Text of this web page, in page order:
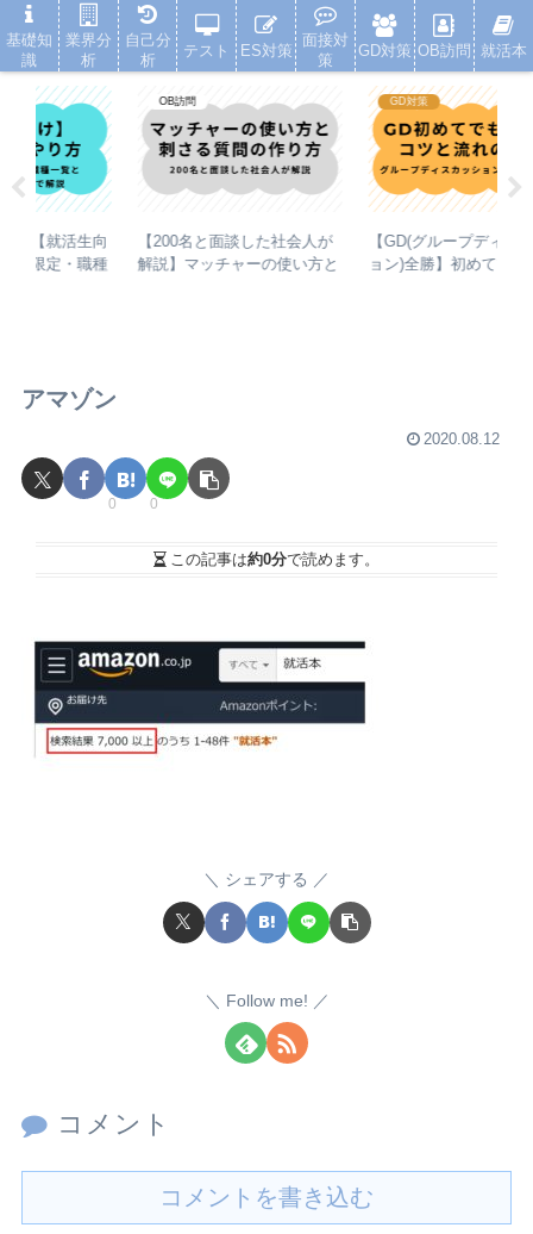
就活浪人した経験が、キャリアを変えた
OB訪問
【200名と面談した社会人が
解説】マッチャーの使い方と
GD対策
【GD(グループディスカッシ
ョン)全勝】初めてでも受か
アマゾン
2020.08.12
0 0
この記事は約0分で読めます。
シェアする
Follow me!
コメント
コメントを書き込む
基礎知
識
業界分
析
自己分
析
テスト ES対策
面接対
策
GD対策 OB訪問 就活本